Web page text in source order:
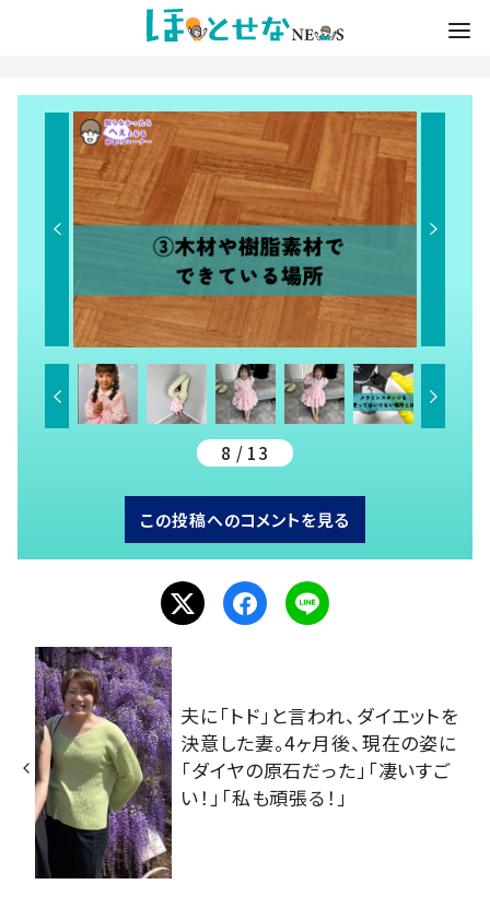
8 / 13
この投稿へのコメントを見る
夫に「トド」と言われ、ダイエットを
決意した妻。4ヶ月後、現在の姿に
「ダイヤの原石だった」「凄いすご
い！」「私も頑張る！」